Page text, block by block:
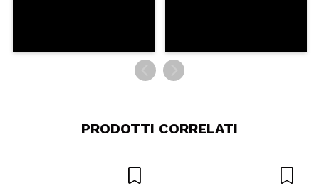
PRODOTTI CORRELATI